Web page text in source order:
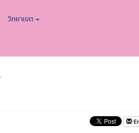
วิทยาเขต